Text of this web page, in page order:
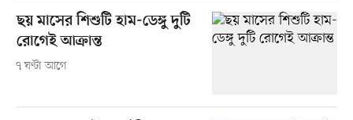
ছয় মাসের শিশুটি হাম-ডেঙ্গু দুটি
রোগেই আক্রান্ত
৭ ঘণ্টা আগে